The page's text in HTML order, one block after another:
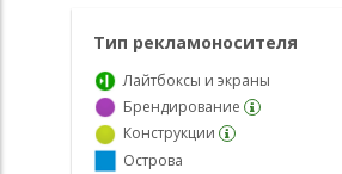
Тип рекламоносителя
Лайтбоксы и экраны
Брендирование
Конструкции
Острова